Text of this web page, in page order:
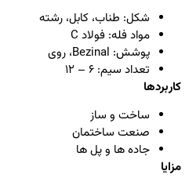
شکل: طناب، کابل، رشته
مواد فله: فولاد C
پوشش: Bezinal، روی
تعداد سیم: ۶ – ۱۲
ساخت و ساز
صنعت ساختمان
جاده ها و پل ها